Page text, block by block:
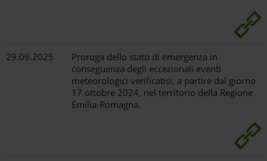
29.09.2025
Proroga dello stato di emergenza in
conseguenza degli eccezionali eventi
meteorologici verificatisi, a partire dal giorno
17 ottobre 2024, nel territorio della Regione
Emilia-Romagna.